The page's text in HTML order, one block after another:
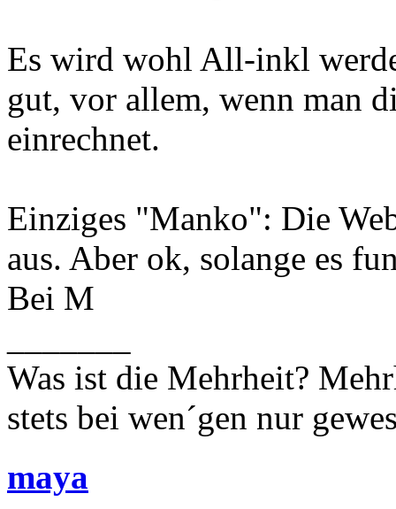
Es wird wohl All-inkl
gut, vor allem, wenn man
einrechnet.
Einziges "Manko": Die
aus. Aber ok, solange es
Bei M
Was ist die Mehrheit?
stets bei wen´gen nur
maya